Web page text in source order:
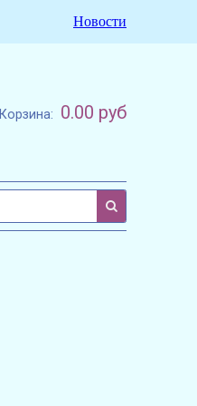
Новости
Корзина: 0.00 руб